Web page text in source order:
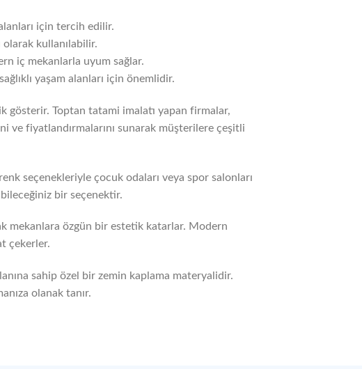
için tercih edilir.
olarak kullanılabilir.
iç mekanlarla uyum sağlar.
yaşam alanları için önemlidir.
gösterir. Toptan tatami imalatı yapan firmalar,
ve fiyatlandırmalarını sunarak müşterilere çeşitli
seçenekleriyle çocuk odaları veya spor salonları
bir seçenektir.
mekanlara özgün bir estetik katarlar. Modern
çekerler.
sahip özel bir zemin kaplama materyalidir.
olanak tanır.